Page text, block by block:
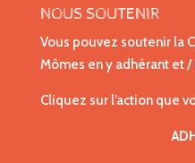
NOUS SOUTENIR
Vous pouvez soutenir la
Mômes en y adhérant et
Cliquez sur l’action que